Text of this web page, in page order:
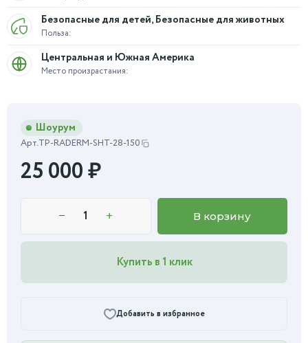
Польза:
Безопасные для детей, Безопасные для животных
Место произрастания:
Центральная и Южная Америка
Шоурум
Арт.TP-RADERM-SHT-28-150
25 000₽
− + В корзину
Купить в 1 клик
Добавить в избранное